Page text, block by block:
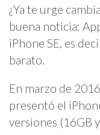
¿Ya te urge
buena noticia:
iPhone SE, es
barato.
En marzo de
presentó el
versiones (16GB